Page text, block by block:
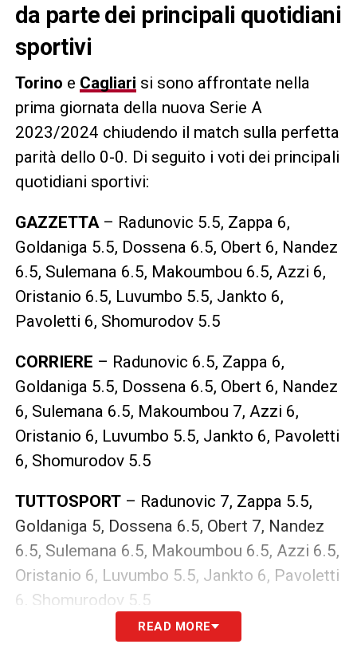
da parte dei principali quotidiani
sportivi
Torino e Cagliari si sono affrontate nella
prima giornata della nuova Serie A
2023/2024 chiudendo il match sulla perfetta
parità dello 0-0. Di seguito i voti dei principali
quotidiani sportivi:
GAZZETTA– Radunovic 5.5, Zappa 6,
Goldaniga 5.5, Dossena 6.5, Obert 6, Nandez
6.5, Sulemana 6.5, Makoumbou 6.5, Azzi 6,
Oristanio 6.5, Luvumbo 5.5, Jankto 6,
Pavoletti 6, Shomurodov 5.5
CORRIERE – Radunovic 6.5, Zappa 6,
Goldaniga 5.5, Dossena 6.5, Obert 6, Nandez
6, Sulemana 6.5, Makoumbou 7, Azzi 6,
Oristanio 6, Luvumbo 5.5, Jankto 6, Pavoletti
6, Shomurodov 5.5
TUTTOSPORT– Radunovic 7, Zappa 5.5,
Goldaniga 5, Dossena 6.5, Obert 7, Nandez
6.5, Sulemana 6.5, Makoumbou 6.5, Azzi 6.5,
Oristanio 6, Luvumbo 5.5, Jankto 6, Pavoletti
6, Shomurodov 5.5
READ MORE